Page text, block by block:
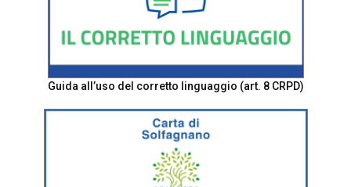
Guida all’uso del corretto linguaggio (art. 8 CRPD)